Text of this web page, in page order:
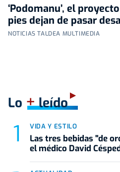
‘Podomanu’, el
pies dejan de pasar
NOTICIAS TALDEA MULTIMEDIA
Lo +leído
VIDA Y ESTILO
Las tres bebidas "de
el médico David